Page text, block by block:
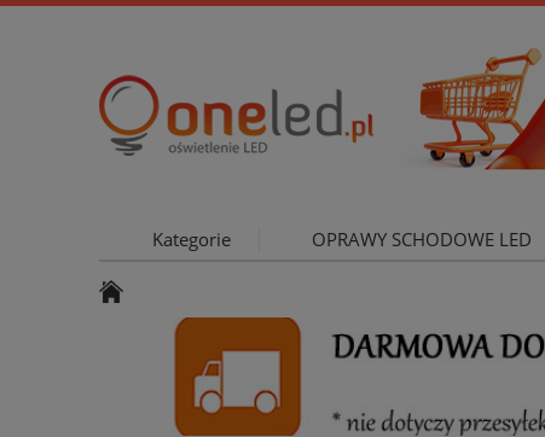
Kategorie OPRAWY SCHODOWE LED